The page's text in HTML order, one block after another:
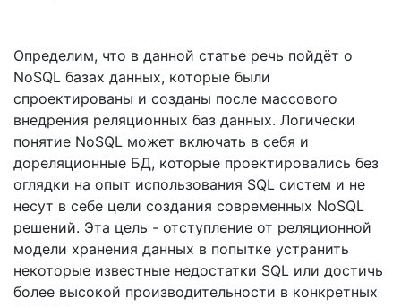
Определим, что в данной статье речь пойдёт о
NoSQL базах данных, которые были
спроектированы и созданы после массового
внедрения реляционных баз данных. Логически
понятие NoSQL может включать в себя и
дореляционные БД, которые проектировались без
оглядки на опыт использования SQL систем и не
несут в себе цели создания современных NoSQL
решений. Эта цель - отступление от реляционной
модели хранения данных в попытке устранить
некоторые известные недостатки SQL или достичь
более высокой производительности в конкретных